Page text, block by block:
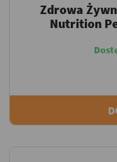
Zdrowa
Nutrition